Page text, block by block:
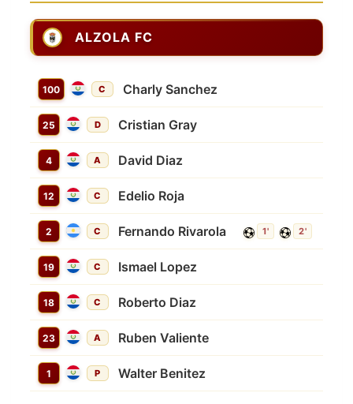
ALZOLA FC
100 C Charly Sanchez
25 D Cristian Gray
4 A David Diaz
12 C Edelio Roja
2 C Fernando Rivarola 1' 2'
19 C Ismael Lopez
18 C Roberto Diaz
23 A Ruben Valiente
1 P Walter Benitez